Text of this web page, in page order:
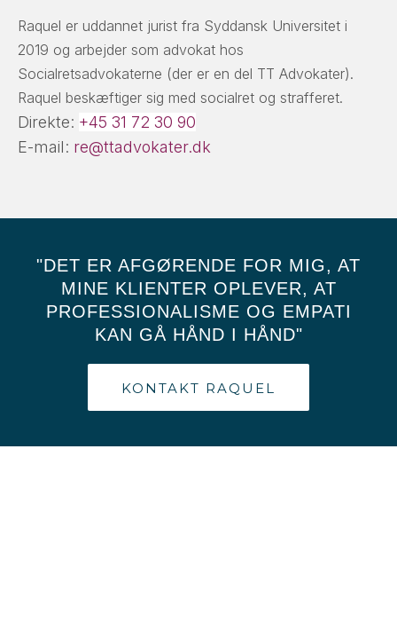
Raquel er uddannet jurist fra Syddansk Universitet i
2019 og arbejder som advokat hos
Socialretsadvokaterne (der er en del TT Advokater).
Raquel beskæftiger sig med socialret og strafferet.
Direkte: +45 31 72 30 90
E-mail: re@ttadvokater.dk
"DET ER AFGØRENDE FOR MIG, AT
MINE KLIENTER OPLEVER, AT
PROFESSIONALISME OG EMPATI
KAN GÅ HÅND I HÅND"
KONTAKT RAQUEL